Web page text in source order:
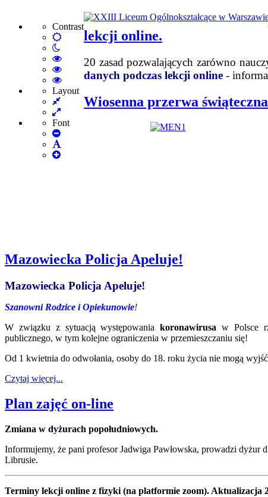
Contrast
Default
mode
High
Contrast
Black
White
High
Contrast
Black
Yellow
High
Contrast
Yellow
mode
Layout
Fixed
layout
Wide
layout
Font
Set
Font
Set
lekcji online.
20 zasad pozwalających zarówno
danych podczas lekcji online -
Wiosenna przerwa
Mazowiecka Policja Apeluje!
Mazowiecka Policja Apeluje!
Szanowni Rodzice i Opiekunowie!
W związku z sytuacją występowaniakoronawirusa w Polsce
publicznego, w tym kolejne ograniczenia w przemieszczaniu się!
Od 1 kwietnia do odwołania, osoby do 18. roku życia nie mogą
Czytaj więcej...
Plan zajęć on-line
Zmiana w dyżurach popołudniowych.
Informujemy, że pani profesor Jadwiga Pawłowska, prowadzi dyżur
Librusie.
Terminy lekcji online z fizyki (na platformie zoom). Aktualizacja